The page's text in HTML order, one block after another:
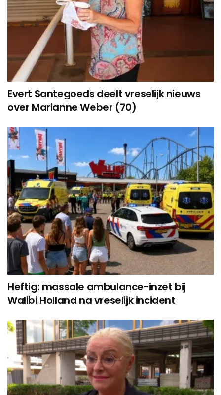
Evert Santegoeds deelt vreselijk nieuws
over Marianne Weber (70)
Heftig: massale ambulance-inzet bij
Walibi Holland na vreselijk incident